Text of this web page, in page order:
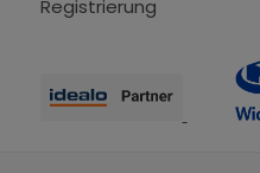
Registrierung